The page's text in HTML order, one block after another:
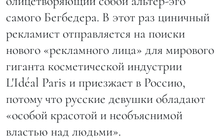
самого Бегбедера. В этот раз циничный
рекламист отправляется на поиски
нового «рекламного лица» для мирового
гиганта косметической индустрии
L'Idéal Paris и приезжает в Россию,
потому что русские девушки обладают
«особой красотой и необъяснимой
властью над людьми».